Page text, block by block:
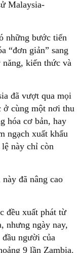
Malaysia-
những bước tiến
“đơn giản” sang
kiến ​​thức và
đã vượt qua mọi
ở cùng một nơi thu
hóa cơ bản, hay
ngạch xuất khẩu
này chỉ còn
đã nâng cao
đều xuất phát từ
nhưng ngày nay,
người của
9 lần Zambia.